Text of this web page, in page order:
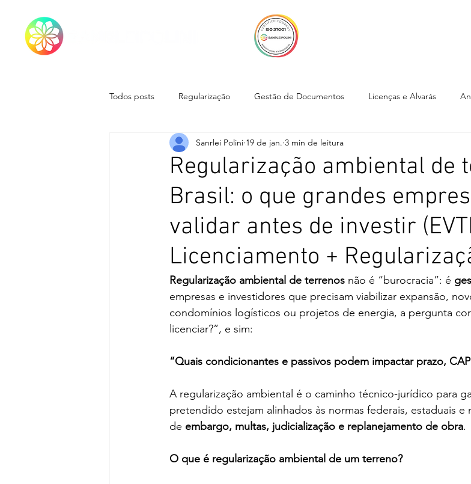
Todos posts Regularização Gestão de Documentos Licenças e Alvarás
Regularização ambiental de
Brasil: o que grandes
validar antes de investir
Licenciamento +
Sanrlei Polini 19 de jan. 3 min de leitura
Regularização ambiental de terrenos não é “burocracia”: é
empresas e investidores que precisam viabilizar expansão,
condomínios logísticos ou projetos de energia, a pergunta
licenciar?”, e sim:
“Quais condicionantes e passivos podem impactar prazo,
A regularização ambiental é o caminho técnico-jurídico para
pretendido estejam alinhados às normas federais, estaduais
de embargo, multas, judicialização e replanejamento de obra.
O que é regularização ambiental de um terreno?